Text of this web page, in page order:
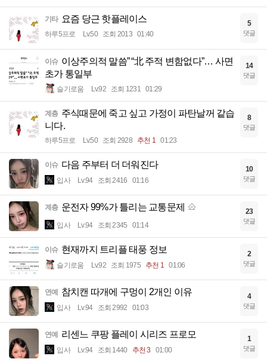
기타 요즘 당근 핫플레이스
하루5프로 Lv.50 조회 2013 01:40
5
댓글
이슈 이상주의적 말씀” “北 주적 변함없다”… 사면
초가 통일부
슬기로움 Lv.92 조회 1231 01:29
14
댓글
계층 주식때문에 죽고 싶고 가정이 파탄날꺼 같습
니다.
하루5프로 Lv.50 조회 2928 추천 1 01:23
8
댓글
이슈 다음 주부터 더 더워진다
입사 Lv.94 조회 2416 01:16
10
댓글
계층 운전자 99%가 틀리는 교통문제
입사 Lv.94 조회 2345 01:14
23
댓글
이슈 현재까지 트리플 태풍 정보
슬기로움 Lv.92 조회 1975 추천 1 01:06
2
댓글
연예 참치캔 따개에 구멍이 2개인 이유
입사 Lv.94 조회 2992 01:03
4
댓글
연예 리센느 쿠팡 플레이 시리즈 프로모
입사 Lv.94 조회 1440 추천 3 01:00
1
댓글